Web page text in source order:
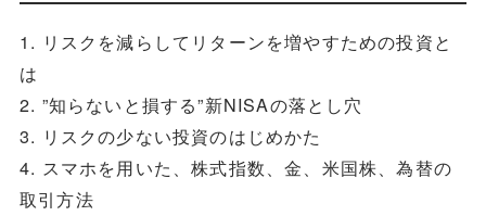
1. リスクを減らしてリターンを増やすための投資と
は
2. ”知らないと損する”新NISAの落とし穴
3. リスクの少ない投資のはじめかた
4. スマホを用いた、株式指数、金、米国株、為替の
取引方法